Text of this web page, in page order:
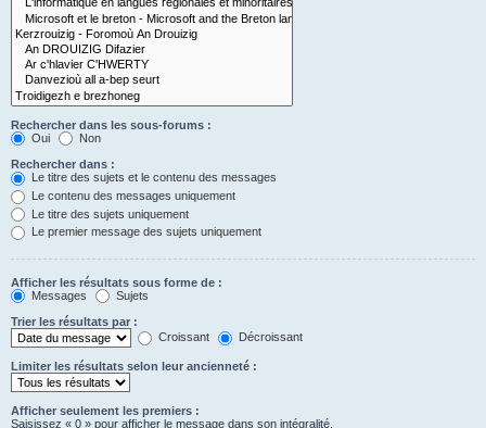
Rechercher dans les sous-forums :
Oui
Non
Rechercher dans :
Le titre des sujets et le contenu des messages
Le contenu des messages uniquement
Le titre des sujets uniquement
Le premier message des sujets uniquement
Afficher les résultats sous forme de :
Messages
Sujets
Trier les résultats par :
Croissant
Décroissant
Limiter les résultats selon leur ancienneté :
Afficher seulement les premiers :
Saisissez « 0 » pour afficher le message dans son intégralité.